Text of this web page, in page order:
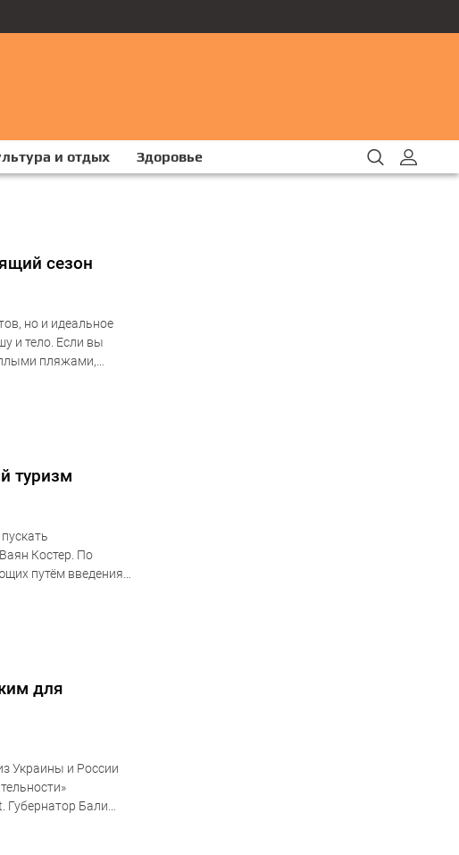
и отдых Здоровье
сезон
но и идеальное
и тело. Если вы
пляжами,
туризм
Костер. По
путём введения
для
Украины и России
Губернатор Бали